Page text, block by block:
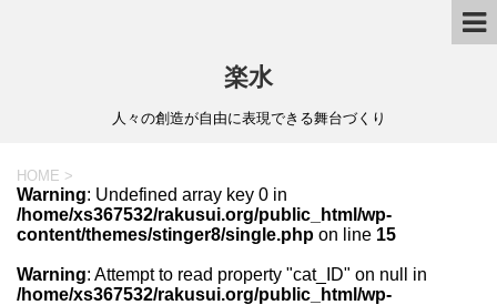
楽水
人々の創造が自由に表現できる舞台づくり
HOME >
Warning: Undefined array key 0 in
/home/xs367532/rakusui.org/public_html/wp-
content/themes/stinger8/single.php on line 15
Warning: Attempt to read property "cat_ID" on null in
/home/xs367532/rakusui.org/public_html/wp-